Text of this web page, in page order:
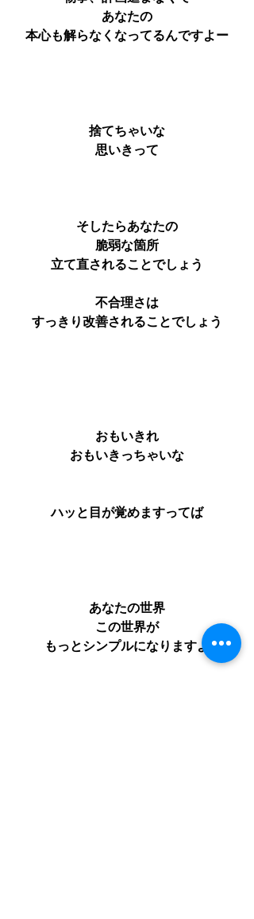
あなたの
本心も解らなくなってるんですよー
捨てちゃいな
思いきって
そしたらあなたの
脆弱な箇所
立て直されることでしょう
不合理さは
すっきり改善されることでしょう
おもいきれ
おもいきっちゃいな
ハッと目が覚めますってば
あなたの世界
この世界が
もっとシンプルになりますよ